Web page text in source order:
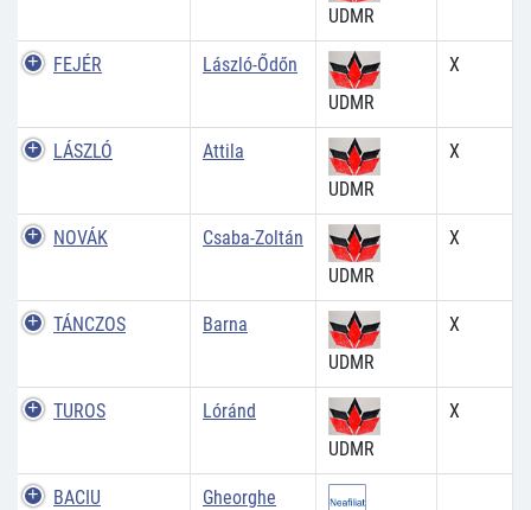
UDMR
FEJÉR
László-Ődőn
UDMR
X
LÁSZLÓ
Attila
UDMR
X
NOVÁK
Csaba-Zoltán
UDMR
X
TÁNCZOS
Barna
UDMR
X
TUROS
Lóránd
UDMR
X
BACIU
Gheorghe